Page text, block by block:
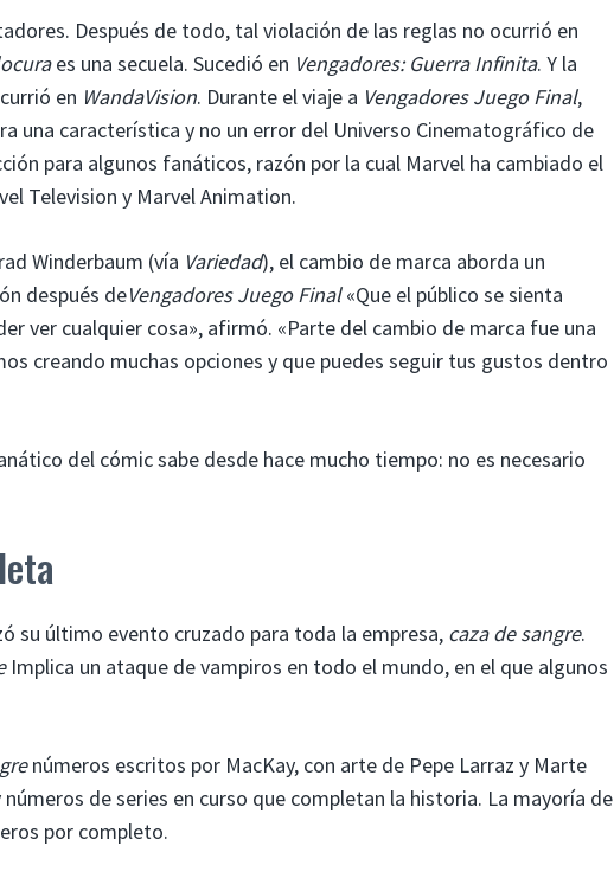
Después de todo, tal violación de las reglas no ocurrió en
es una secuela. Sucedió en Vengadores: Guerra Infinita. Y la
en WandaVision. Durante el viaje a Vengadores Juego Final,
una característica y no un error del Universo Cinematográfico de
para algunos fanáticos, razón por la cual Marvel ha cambiado el
Television y Marvel Animation.
Winderbaum (vía Variedad), el cambio de marca aborda un
después deVengadores Juego Final«Que el público se sienta
ver cualquier cosa», afirmó. «Parte del cambio de marca fue una
creando muchas opciones y que puedes seguir tus gustos dentro
del cómic sabe desde hace mucho tiempo: no es necesario
su último evento cruzado para toda la empresa, caza de sangre.
Implica un ataque de vampiros en todo el mundo, en el que algunos
números escritos por MacKay, con arte de Pepe Larraz y Marte
de series en curso que completan la historia. La mayoría de
por completo.